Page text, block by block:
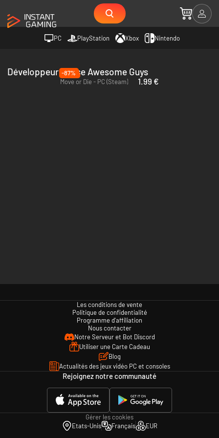
PC PlayStation Xbox Nintendo
Développeur Those Awesome Guys
-87%
Move or Die - PC (Steam)
1.99 €
Les conditions de vente
Politique de confidentialité
Programme d'affiliation
Nous contacter
Notre Serveur et Bot Discord
Utiliser une Carte Cadeau
Blog
Actualités des jeux vidéo PC et consoles
Rejoignez notre communauté
Gérer les cookies
Etats-Unis
Français EUR